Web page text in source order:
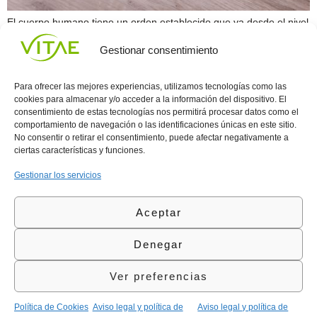
Gestionar consentimiento
Para ofrecer las mejores experiencias, utilizamos tecnologías como las
cookies para almacenar y/o acceder a la información del dispositivo. El
consentimiento de estas tecnologías nos permitirá procesar datos como el
comportamiento de navegación o las identificaciones únicas en este sitio.
No consentir o retirar el consentimiento, puede afectar negativamente a
ciertas características y funciones.
Gestionar los servicios
Aceptar
Denegar
Ver preferencias
Política de Cookies Aviso legal y política de Aviso legal y política de
El cuerpo humano tiene un orden establecido que va desde el nivel
más pequeño, los átomos y las moléculas hasta los grandes
sistemas que de forma conjuntan te permiten vivir, relacionarte con
mando de un gran jefe que coordina y controla múltiples
actividades […]
Conocenos
Vitae
l
Área
Política
de
Política
Calidad
(+34)
935
©Vitae Health Innovation S.L. Todos los derechos